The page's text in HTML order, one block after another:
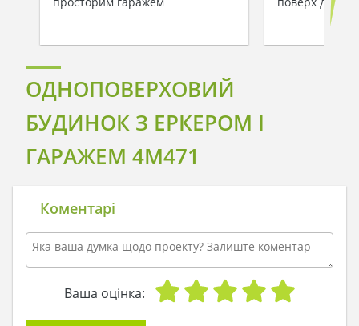
ОДНОПОВЕРХОВИЙ
БУДИНОК З ЕРКЕРОМ І
ГАРАЖЕМ 4M471
Коментарі
Ваша оцінка: